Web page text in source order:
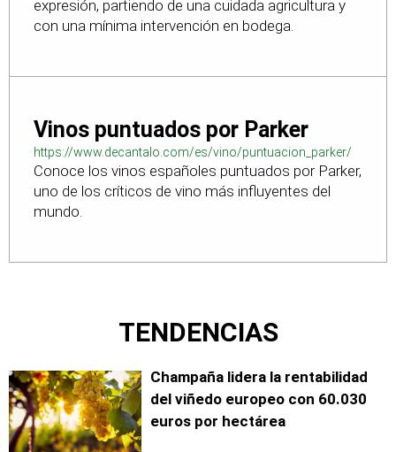
expresión, partiendo de una cuidada agricultura y
con una mínima intervención en bodega.
Vinos puntuados por Parker
https://www.decantalo.com/es/vino/puntuacion_parker/
Conoce los vinos españoles puntuados por Parker,
uno de los críticos de vino más influyentes del
mundo.
TENDENCIAS
Champaña lidera la rentabilidad
del viñedo europeo con 60.030
euros por hectárea